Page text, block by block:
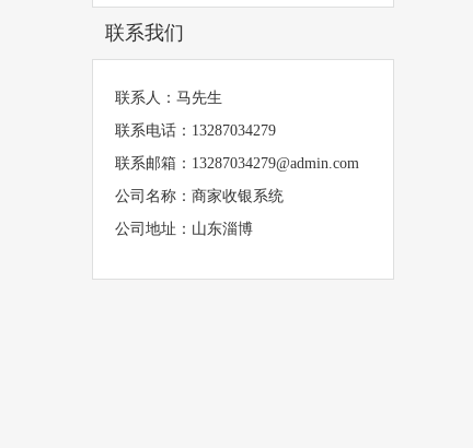
联系我们
联系人：马先生
联系电话：13287034279
联系邮箱：13287034279@admin.com
公司名称：商家收银系统
公司地址：山东淄博